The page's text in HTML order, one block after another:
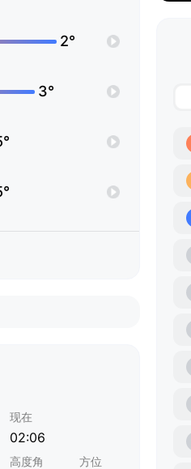
2°
3°
现在
02:06
高度角 方位